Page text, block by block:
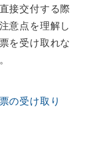
接交付する際
意点を理解し
を受け取れな
の受け取り